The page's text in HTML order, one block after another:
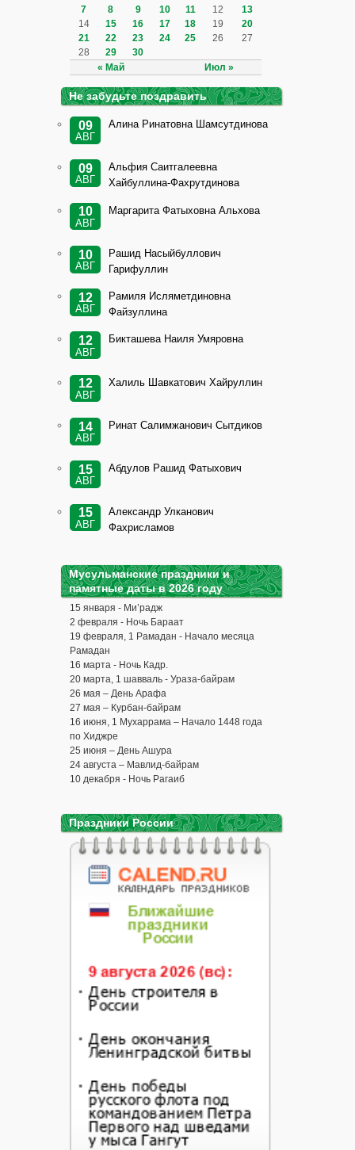
« Май Июл »
7
8 9 10 11 12
13
14
15 16 17 18 19
20
21
22 23 24 25 26
27
28
29 30
Не забудьте поздравить
09
АВГ
Алина Ринатовна Шамсутдинова
09
АВГ
Альфия Саитгалеевна
Хайбуллина-Фахрутдинова
10
АВГ
Маргарита Фатыховна Альхова
10
АВГ
Рашид Насыйбуллович
Гарифуллин
12
АВГ
Рамиля Исляметдиновна
Файзуллина
12
АВГ
Бикташева Наиля Умяровна
12
АВГ
Халиль Шавкатович Хайруллин
14
АВГ
Ринат Салимжанович Сытдиков
15
АВГ
Абдулов Рашид Фатыхович
15
АВГ
Александр Улканович
Фахрисламов
Мусульманские праздники и
памятные даты в 2026 году
15 января - Ми’радж
2 февраля - Ночь Бараат
19 февраля, 1 Рамадан - Начало месяца
Рамадан
16 марта - Ночь Кадр.
20 марта, 1 шавваль - Ураза-байрам
26 мая – День Арафа
27 мая – Курбан-байрам
16 июня, 1 Мухаррама – Начало 1448 года
по Хиджре
25 июня – День Ашура
24 августа – Мавлид-байрам
10 декабря - Ночь Рагаиб
Праздники России